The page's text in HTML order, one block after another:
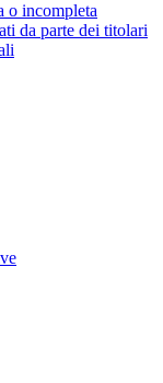
o incompleta
da parte dei titolari